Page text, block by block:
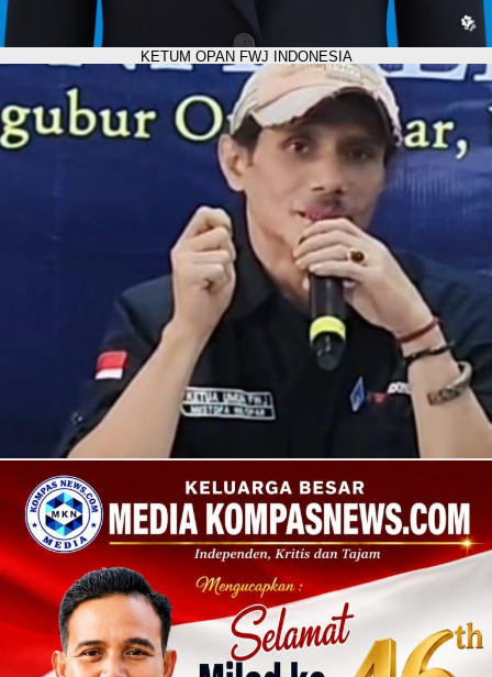
KETUM OPAN FWJ INDONESIA